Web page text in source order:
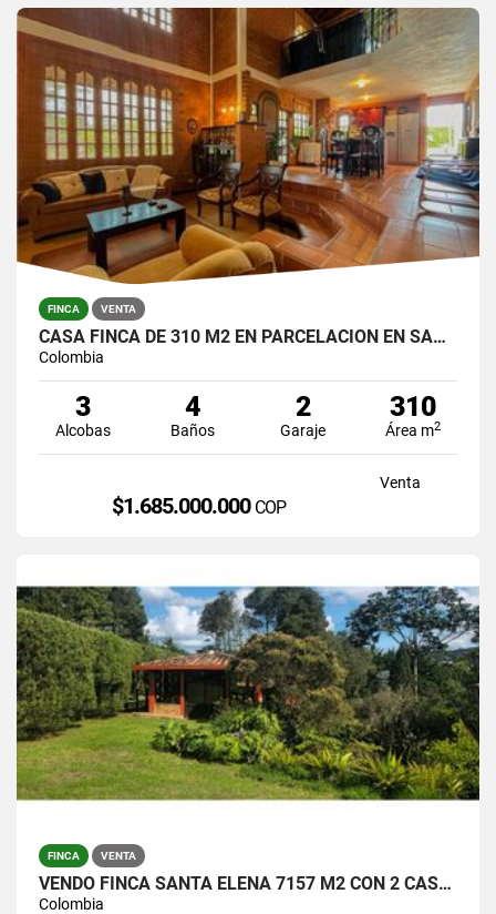
FINCA VENTA
CASA FINCA DE 310 M2 EN PARCELACION EN SANTA ELENA / LOTE DE 6.450 M2
Colombia
3
Alcobas
4
Baños
2
Garaje
310
Área m2
Venta
$1.685.000.000 COP
FINCA VENTA
VENDO FINCA SANTA ELENA 7157 M2 CON 2 CASAS / $1.390.000.000
Colombia